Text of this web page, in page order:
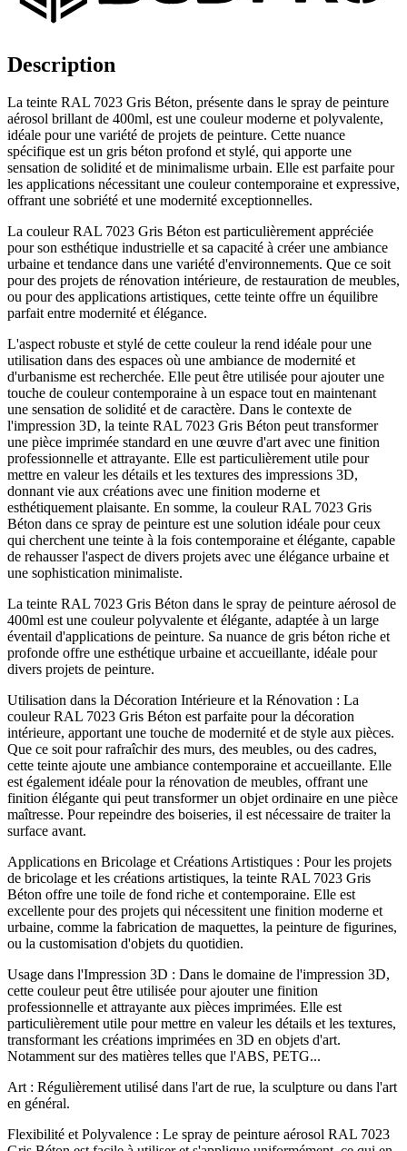
Description
La teinte RAL 7023 Gris Béton, présente dans le spray de peinture
aérosol brillant de 400ml, est une couleur moderne et polyvalente,
idéale pour une variété de projets de peinture. Cette nuance
spécifique est un gris béton profond et stylé, qui apporte une
sensation de solidité et de minimalisme urbain. Elle est parfaite pour
les applications nécessitant une couleur contemporaine et expressive,
offrant une sobriété et une modernité exceptionnelles.
La couleur RAL 7023 Gris Béton est particulièrement appréciée
pour son esthétique industrielle et sa capacité à créer une ambiance
urbaine et tendance dans une variété d'environnements. Que ce soit
pour des projets de rénovation intérieure, de restauration de meubles,
ou pour des applications artistiques, cette teinte offre un équilibre
parfait entre modernité et élégance.
L'aspect robuste et stylé de cette couleur la rend idéale pour une
utilisation dans des espaces où une ambiance de modernité et
d'urbanisme est recherchée. Elle peut être utilisée pour ajouter une
touche de couleur contemporaine à un espace tout en maintenant
une sensation de solidité et de caractère. Dans le contexte de
l'impression 3D, la teinte RAL 7023 Gris Béton peut transformer
une pièce imprimée standard en une œuvre d'art avec une finition
professionnelle et attrayante. Elle est particulièrement utile pour
mettre en valeur les détails et les textures des impressions 3D,
donnant vie aux créations avec une finition moderne et
esthétiquement plaisante. En somme, la couleur RAL 7023 Gris
Béton dans ce spray de peinture est une solution idéale pour ceux
qui cherchent une teinte à la fois contemporaine et élégante, capable
de rehausser l'aspect de divers projets avec une élégance urbaine et
une sophistication minimaliste.
La teinte RAL 7023 Gris Béton dans le spray de peinture aérosol de
400ml est une couleur polyvalente et élégante, adaptée à un large
éventail d'applications de peinture. Sa nuance de gris béton riche et
profonde offre une esthétique urbaine et accueillante, idéale pour
divers projets de peinture.
Utilisation dans la Décoration Intérieure et la Rénovation : La
couleur RAL 7023 Gris Béton est parfaite pour la décoration
intérieure, apportant une touche de modernité et de style aux pièces.
Que ce soit pour rafraîchir des murs, des meubles, ou des cadres,
cette teinte ajoute une ambiance contemporaine et accueillante. Elle
est également idéale pour la rénovation de meubles, offrant une
finition élégante qui peut transformer un objet ordinaire en une pièce
maîtresse. Pour repeindre des boiseries, il est nécessaire de traiter la
surface avant.
Applications en Bricolage et Créations Artistiques : Pour les projets
de bricolage et les créations artistiques, la teinte RAL 7023 Gris
Béton offre une toile de fond riche et contemporaine. Elle est
excellente pour des projets qui nécessitent une finition moderne et
urbaine, comme la fabrication de maquettes, la peinture de figurines,
ou la customisation d'objets du quotidien.
Usage dans l'Impression 3D : Dans le domaine de l'impression 3D,
cette couleur peut être utilisée pour ajouter une finition
professionnelle et attrayante aux pièces imprimées. Elle est
particulièrement utile pour mettre en valeur les détails et les textures,
transformant les créations imprimées en 3D en objets d'art.
Notamment sur des matières telles que l'ABS, PETG...
Art : Régulièrement utilisé dans l'art de rue, la sculpture ou dans l'art
en général.
Flexibilité et Polyvalence : Le spray de peinture aérosol RAL 7023